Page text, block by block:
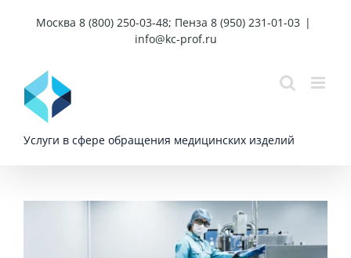
Москва 8 (800) 250-03-48; Пенза 8 (950) 231-01-03 |
info@kc-prof.ru
Услуги в сфере обращения медицинских изделий